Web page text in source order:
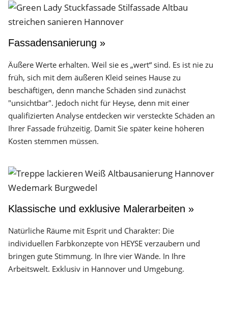
Fassadensanierung »
Äußere Werte erhalten. Weil sie es „wert“ sind. Es ist nie zu
früh, sich mit dem äußeren Kleid seines Hause zu
beschäftigen, denn manche Schäden sind zunächst
"unsichtbar". Jedoch nicht für Heyse, denn mit einer
qualifizierten Analyse entdecken wir versteckte Schäden an
Ihrer Fassade frühzeitig. Damit Sie später keine höheren
Kosten stemmen müssen.
Klassische und exklusive Malerarbeiten »
Natürliche Räume mit Esprit und Charakter: Die
individuellen Farbkonzepte von HEYSE verzaubern und
bringen gute Stimmung. In Ihre vier Wände. In Ihre
Arbeitswelt. Exklusiv in Hannover und Umgebung.